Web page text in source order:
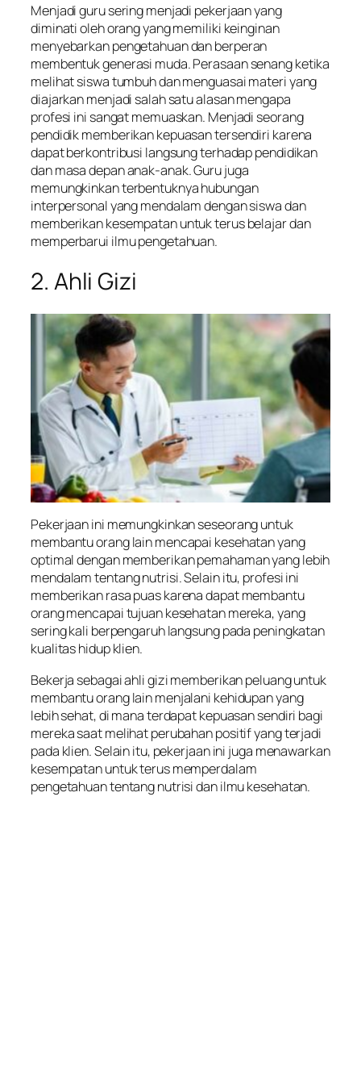
Menjadi guru sering menjadi pekerjaan yang
diminati oleh orang yang memiliki keinginan
menyebarkan pengetahuan dan berperan
membentuk generasi muda. Perasaan senang ketika
melihat siswa tumbuh dan menguasai materi yang
diajarkan menjadi salah satu alasan mengapa
profesi ini sangat memuaskan. Menjadi seorang
pendidik memberikan kepuasan tersendiri karena
dapat berkontribusi langsung terhadap pendidikan
dan masa depan anak-anak. Guru juga
memungkinkan terbentuknya hubungan
interpersonal yang mendalam dengan siswa dan
memberikan kesempatan untuk terus belajar dan
memperbarui ilmu pengetahuan.
2. Ahli Gizi
Pekerjaan ini memungkinkan seseorang untuk
membantu orang lain mencapai kesehatan yang
optimal dengan memberikan pemahaman yang lebih
mendalam tentang nutrisi. Selain itu, profesi ini
memberikan rasa puas karena dapat membantu
orang mencapai tujuan kesehatan mereka, yang
sering kali berpengaruh langsung pada peningkatan
kualitas hidup klien.
Bekerja sebagai ahli gizi memberikan peluang untuk
membantu orang lain menjalani kehidupan yang
lebih sehat, di mana terdapat kepuasan sendiri bagi
mereka saat melihat perubahan positif yang terjadi
pada klien. Selain itu, pekerjaan ini juga menawarkan
kesempatan untuk terus memperdalam
pengetahuan tentang nutrisi dan ilmu kesehatan.